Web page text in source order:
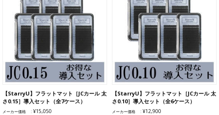
【StarryU】フラットマット［JCカール 太
さ0.15］導入セット（全7ケース）
メーカー価格 ¥15,050
【StarryU】フラットマット［JCカール 太
さ0.10］導入セット（全6ケース）
メーカー価格 ¥12,900